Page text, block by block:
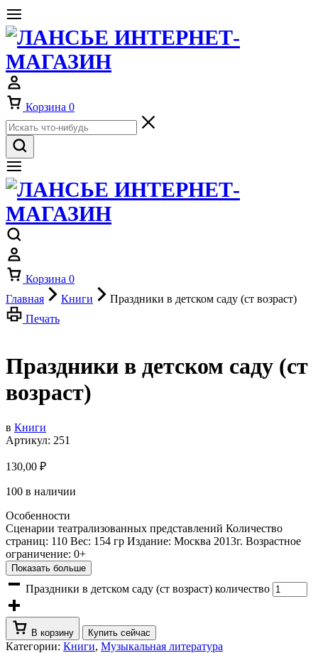
Корзина 0
Корзина 0
Главная
Книги
Праздники в детском саду (ст возраст)
Печать
Праздники в детском саду (ст
возраст)
в Книги
Артикул: 251
130,00 ₽
100 в наличии
Особенности
Сценарии театрализованных представлений Количество
страниц: 110 Вес: 154 гр Издание: Москва 2013г. Возрастное
ограничение: 0+
Показать больше
Праздники в детском саду (ст возраст) количество
В корзину Купить сейчас
Категории: Книги, Музыкальная литература